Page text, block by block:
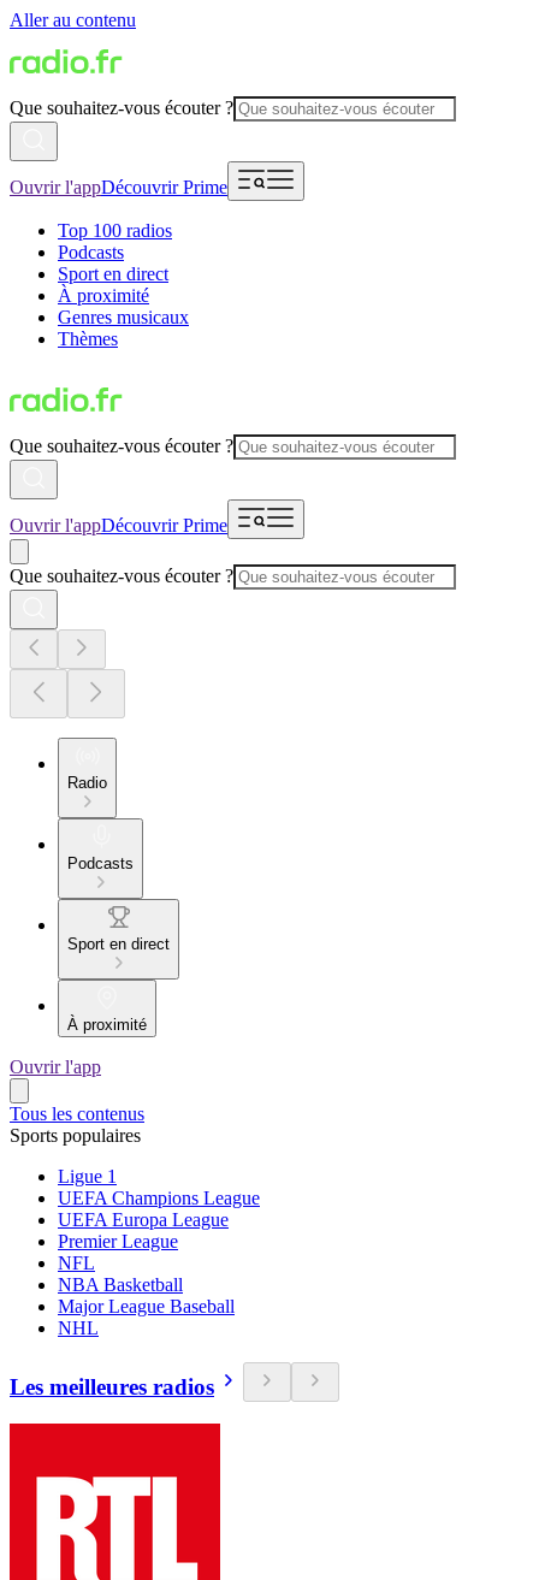
Aller au contenu
Que souhaitez-vous écouter ?
Ouvrir l'appDécouvrir Prime
Top 100 radios
Podcasts
Sport en direct
À proximité
Genres musicaux
Thèmes
Que souhaitez-vous écouter ?
Ouvrir l'appDécouvrir Prime
Que souhaitez-vous écouter ?
Radio
Podcasts
Sport en direct
À proximité
Ouvrir l'app
Tous les contenus
Sports populaires
Ligue 1
UEFA Champions League
UEFA Europa League
Premier League
NFL
NBA Basketball
Major League Baseball
NHL
Les meilleures radios